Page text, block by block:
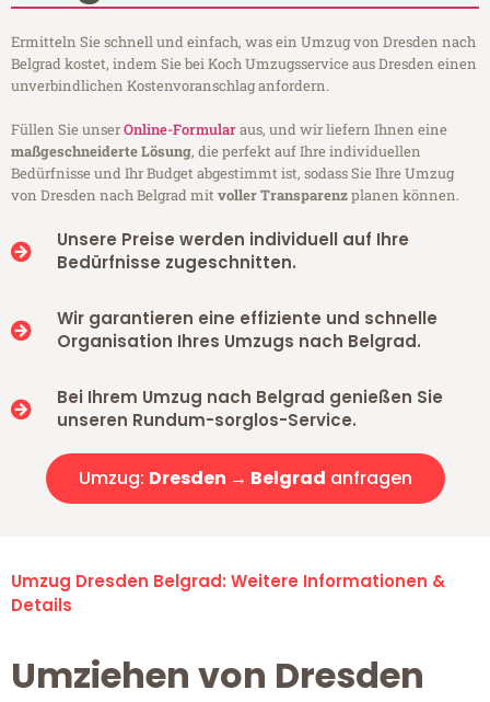
Ermitteln Sie schnell und einfach, was ein Umzug von Dresden nach
Belgrad kostet, indem Sie bei Koch Umzugsservice aus Dresden einen
unverbindlichen Kostenvoranschlag anfordern.
Füllen Sie unserOnline-Formularaus, und wir liefern Ihnen eine
maßgeschneiderte Lösung, die perfekt auf Ihre individuellen
Bedürfnisse und Ihr Budget abgestimmt ist, sodass Sie Ihre Umzug
von Dresden nach Belgrad mitvoller Transparenzplanen können.
Unsere Preise werden individuell auf Ihre
Bedürfnisse zugeschnitten.
Wir garantieren eine effiziente und schnelle
Organisation Ihres Umzugs nach Belgrad.
Bei Ihrem Umzug nach Belgrad genießen Sie
unseren Rundum-sorglos-Service.
Umzug: Dresden → Belgrad anfragen
Umzug Dresden Belgrad: Weitere Informationen &
Details
Umziehen von Dresden